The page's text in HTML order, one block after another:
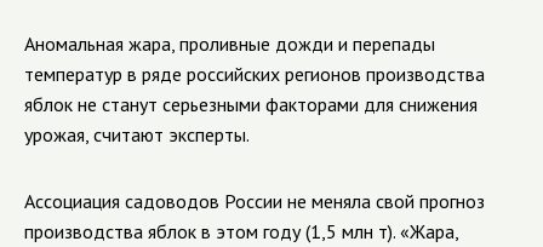
Аномальная жара, проливные дожди и перепады
температур в ряде российских регионов производства
яблок не станут серьезными факторами для снижения
урожая, считают эксперты.
Ассоциация садоводов России не меняла свой прогноз
производства яблок в этом году (1,5 млн т). «Жара,